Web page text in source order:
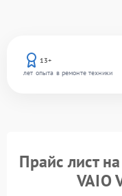
13+
лет опыта в ремонте техники
Прайс лист
VAIO